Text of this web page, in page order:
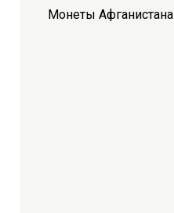
Монеты Афганистана